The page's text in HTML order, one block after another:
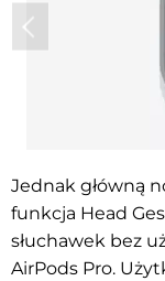
Jednak główną
funkcja Head
słuchawek bez
AirPods Pro.